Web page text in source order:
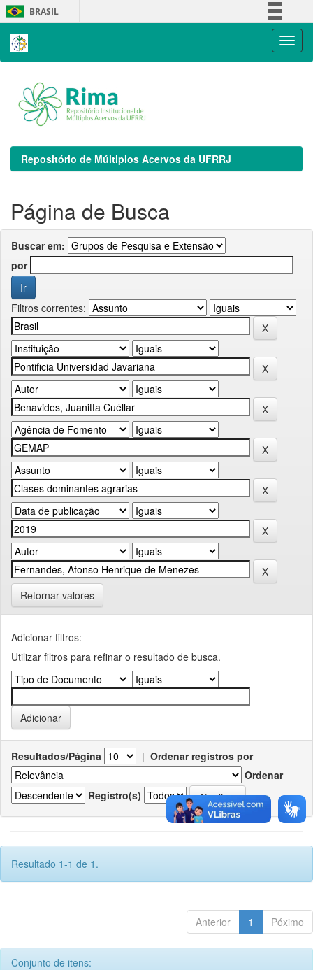
Skip
navigation
BRASIL
Repositório de Múltiplos Acervos da UFRRJ
Página de Busca
Buscar em:
por
Filtros correntes:
Retornar valores
Adicionar filtros:
Utilizar filtros para refinar o resultado de busca.
Resultados/Página | Ordenar registros por
Ordenar
Registro(s)
Resultado 1-1 de 1.
Anterior 1 Póximo
Conjunto de itens: